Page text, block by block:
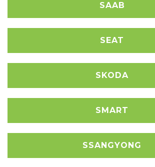
SAAB
SEAT
SKODA
SMART
SSANGYONG